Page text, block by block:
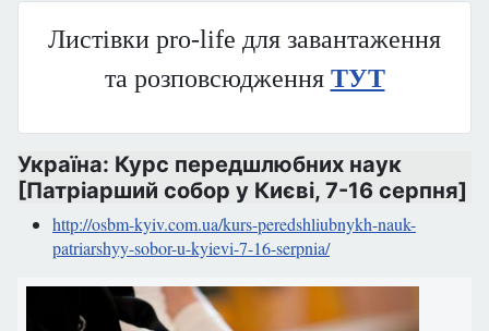
Листівки pro-life для завантаження
та розповсюдження ТУТ
Україна: Курс передшлюбних наук
[Патріарший собор у Києві, 7-16 серпня]
http://osbm-kyiv.com.ua/kurs-peredshliubnykh-nauk-
patriarshyy-sobor-u-kyievi-7-16-serpnia/